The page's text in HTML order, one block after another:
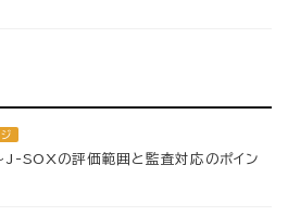
J-SOXの評価範囲と監査対応のポイン